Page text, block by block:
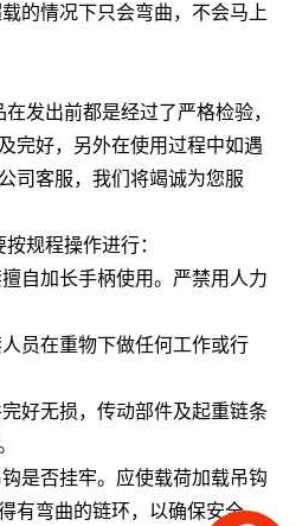
的情况下只会弯曲，不会马上
发出前都是经过了严格检验，
完好，另外在使用过程中如遇
司客服，我们将竭诚为您服
规程操作进行：
自加长手柄使用。严禁用人力
员在重物下做任何工作或行
好无损，传动部件及起重链条
是否挂牢。应使载荷加载吊钩
有弯曲的链环，以确保安全。